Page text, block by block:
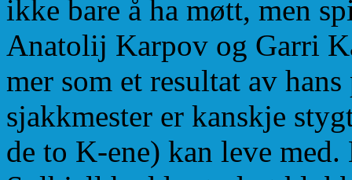
ikke bare å ha møtt, men
Anatolij Karpov og Garri
mer som et resultat av
sjakkmester er kanskje
de to K-ene) kan leve